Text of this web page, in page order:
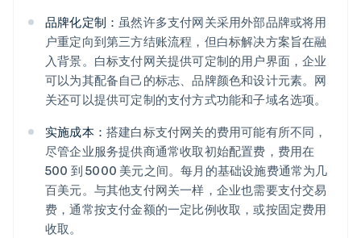
品牌化定制：虽然许多支付网关采用外部品牌或将用
户重定向到第三方结账流程，但白标解决方案旨在融
入背景。白标支付网关提供可定制的用户界面，企业
可以为其配备自己的标志、品牌颜色和设计元素。网
关还可以提供可定制的支付方式功能和子域名选项。
实施成本： 搭建白标支付网关的费用可能有所不同，
尽管企业服务提供商通常收取初始配置费，费用在
500 到 5000 美元之间。每月的基础设施费通常为几
百美元。与其他支付网关一样，企业也需要支付交易
费，通常按支付金额的一定比例收取，或按固定费用
收取。